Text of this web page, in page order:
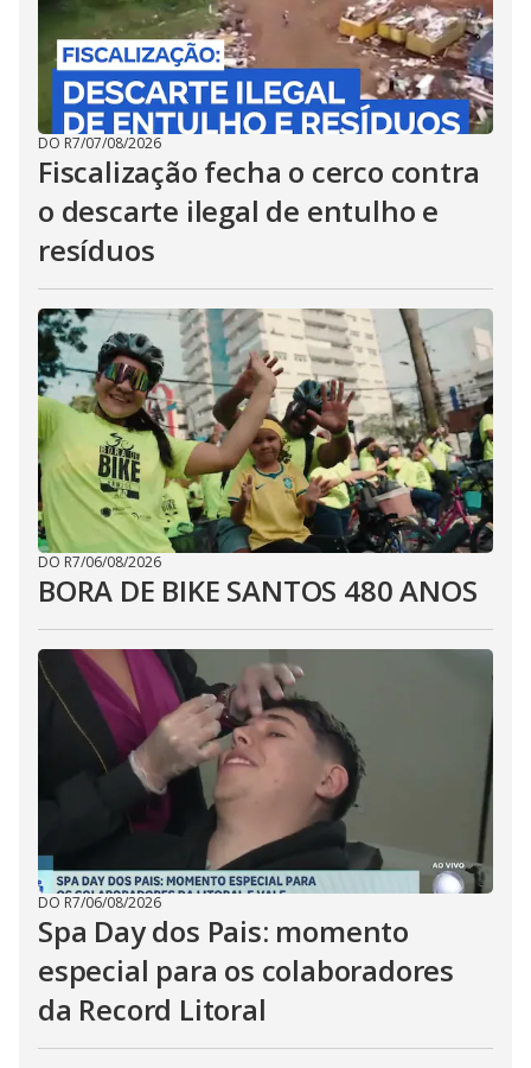
DO R7/07/08/2026
Fiscalização fecha o cerco contra
o descarte ilegal de entulho e
resíduos
DO R7/06/08/2026
BORA DE BIKE SANTOS 480 ANOS
DO R7/06/08/2026
Spa Day dos Pais: momento
especial para os colaboradores
da Record Litoral